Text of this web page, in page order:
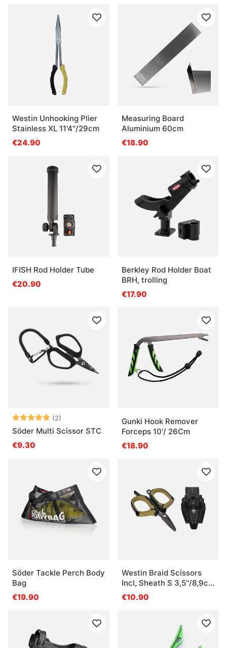
Westin Unhooking Plier
Stainless XL 11'4''/29cm
€24.90
Measuring Board
Aluminium 60cm
€18.90
IFISH Rod Holder Tube
€20.90
Berkley Rod Holder Boat
BRH, trolling
€17.90
Arvio: (2)
5.0 5:sta tähdestä
Söder Multi Scissor STC
€9.30
Gunki Hook Remover
Forceps 10'/ 26Cm
€18.90
Söder Tackle Perch Body
Bag
€19.90
Westin Braid Scissors
Incl, Sheath S 3,5''/8,9cm
Black Sand
€10.90